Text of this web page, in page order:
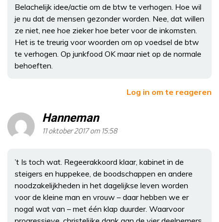
Belachelijk idee/actie om de btw te verhogen. Hoe wil
je nu dat de mensen gezonder worden. Nee, dat willen
ze niet, nee hoe zieker hoe beter voor de inkomsten.
Het is te treurig voor woorden om op voedsel de btw
te verhogen. Op junkfood OK maar niet op de normale
behoeften.
Log in om te reageren
Hanneman
11 oktober 2017 om 15:58
’t Is toch wat. Regeerakkoord klaar, kabinet in de
steigers en huppekee, de boodschappen en andere
noodzakelijkheden in het dagelijkse leven worden
voor de kleine man en vrouw – daar hebben we er
nogal wat van – met één klap duurder. Waarvoor